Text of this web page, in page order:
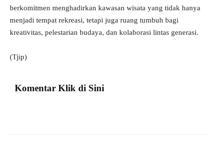
berkomitmen menghadirkan kawasan wisata yang tidak hanya
menjadi tempat rekreasi, tetapi juga ruang tumbuh bagi
kreativitas, pelestarian budaya, dan kolaborasi lintas generasi.
(Tjip)
Komentar Klik di Sini